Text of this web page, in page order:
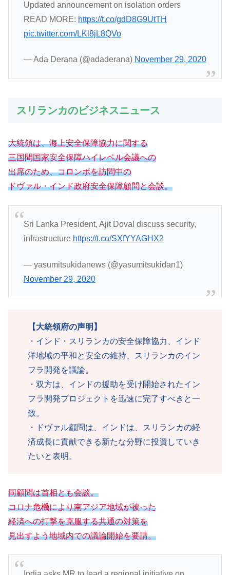
Updated announcement on isolation orders
READ MORE: https://t.co/gdD8G9UtTH
pic.twitter.com/LKl8jL8QVo
— Ada Derana (@adaderana) November 29, 2020
スリランカのビジネスニュース
大統領は、海上安全保障協力に関する
三国間国家安全保障ハイレベル会議への
出席のため、コロンボを訪問中の
ドヴァル・インド政府安全保障顧問と会談。
Sri Lanka President, Ajit Doval discuss security,
infrastructure https://t.co/SXfYYAGHX2
— yasumitsukidanews (@yasumitsukidan1)
November 29, 2020
【大統領府の声明】
・インド・スリランカの安全保障協力、インド
洋地域の平和と安全の維持、スリランカのイン
フラ開発を議論。
・双方は、インドの援助を受け開始されたイン
フラ開発プロジェクトを迅速に完了すべきと一
致。
・ドヴァル顧問は、インドは、スリランカの経
済成長に貢献できる新たな分野に投資していき
たいと表明。
同顧問は首相とも会談。
コロナ危機により南アジア地域が被った
経済への打撃を克服する共通の対策を
見出すよう地域内での議論開始を要請。